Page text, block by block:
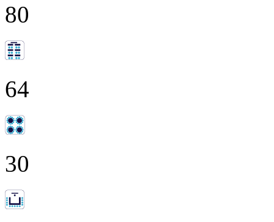
80
64
30